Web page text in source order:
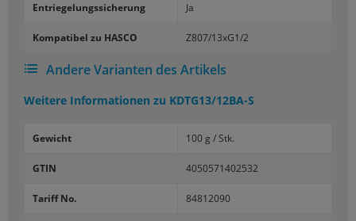
Ent­rie­ge­lungs­si­che­rung Ja
Kom­pa­ti­bel zu HASCO Z807/13xG1/2
Andere Varianten des Artikels
Weitere Informationen zu KDTG13/12BA-S
Gewicht 100 g / Stk.
GTIN 4050571402532
Tariff No. 84812090